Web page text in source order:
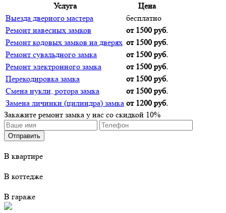
Услуга
Цена
Выезда дверного мастера
бесплатно
Ремонт навесных замков
от 1500 руб.
Ремонт кодовых замков на дверях от 1500 руб.
Ремонт сувальдного замка
от 1500 руб.
Ремонт электронного замка
от 1500 руб.
Перекодировка замка
от 1500 руб.
Смена нукли, ротора замка
от 1500 руб.
Замена личинки (цилиндра) замка от 1200 руб.
Закажите ремонт замка у нас со скидкой 10%
В квартире
В коттедже
В гараже